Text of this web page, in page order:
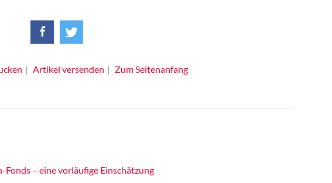
Artikel versenden Zum Seitenanfang
– eine vorläufige Einschätzung